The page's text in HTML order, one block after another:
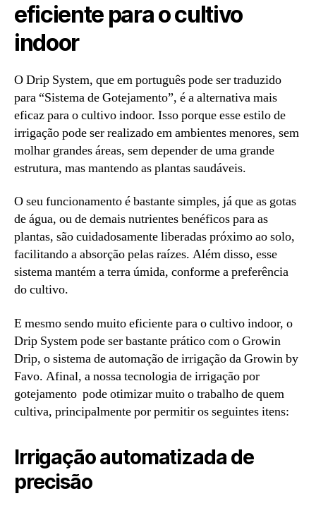
eficiente para o cultivo
indoor
O Drip System, que em português pode ser traduzido
para “Sistema de Gotejamento”, é a alternativa mais
eficaz para o cultivo indoor. Isso porque esse estilo de
irrigação pode ser realizado em ambientes menores, sem
molhar grandes áreas, sem depender de uma grande
estrutura, mas mantendo as plantas saudáveis.
O seu funcionamento é bastante simples, já que as gotas
de água, ou de demais nutrientes benéficos para as
plantas, são cuidadosamente liberadas próximo ao solo,
facilitando a absorção pelas raízes. Além disso, esse
sistema mantém a terra úmida, conforme a preferência
do cultivo.
E mesmo sendo muito eficiente para o cultivo indoor, o
Drip System pode ser bastante prático com o Growin
Drip, o sistema de automação de irrigação da Growin by
Favo. Afinal, a nossa tecnologia de irrigação por
gotejamento pode otimizar muito o trabalho de quem
cultiva, principalmente por permitir os seguintes itens:
Irrigação automatizada de
precisão